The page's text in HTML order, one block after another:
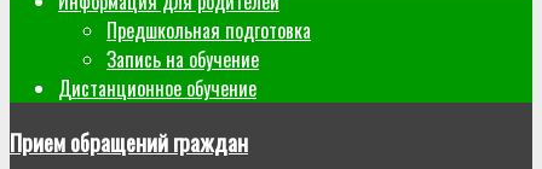
Предшкольная подготовка
Запись на обучение
Дистанционное обучение
Прием обращений граждан